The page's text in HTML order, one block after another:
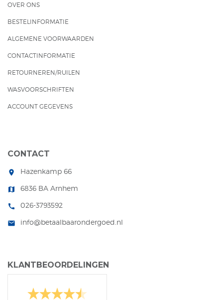
OVER ONS
BESTELINFORMATIE
ALGEMENE VOORWAARDEN
CONTACTINFORMATIE
RETOURNEREN/RUILEN
WASVOORSCHRIFTEN
ACCOUNT GEGEVENS
CONTACT
room Hazenkamp 66
map 6836 BA Arnhem
call 026-3793592
mail info@betaalbaarondergoed.nl
KLANTBEOORDELINGEN